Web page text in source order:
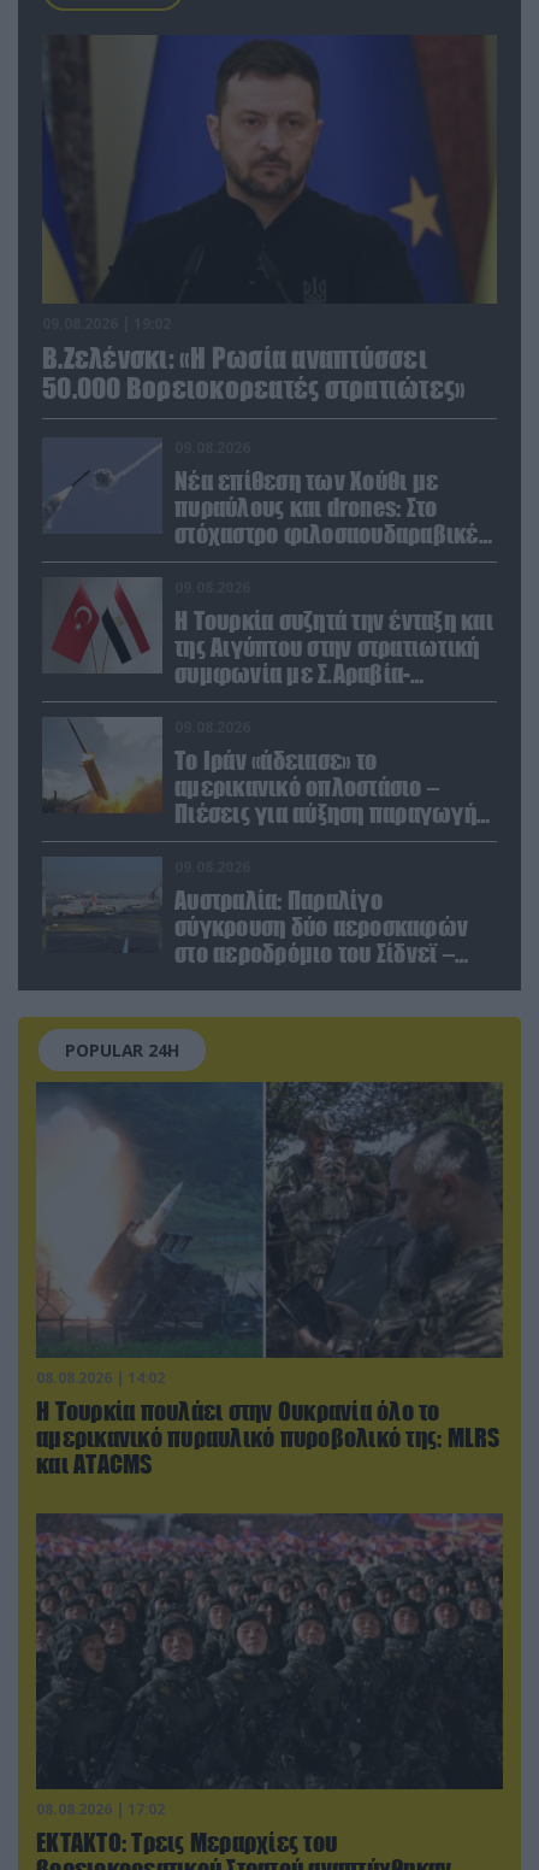
Β.Ζελένσκι: «Η Ρωσία αναπτύσσει
50.000 Βορειοκορεατές στρατιώτες»
Νέα επίθεση των Χούθι με
πυραύλους και drones: Στο
στόχαστρο φιλοσαουδαραβικές
δυνάμεις και εγκαταστάσεις
Η Τουρκία συζητά την ένταξη και
της Αιγύπτου στην στρατιωτική
συμφωνία με Σ.Αραβία-
Πακιστάν
Το Ιράν «άδειασε» το
αμερικανικό οπλοστάσιο –
Πιέσεις για αύξηση παραγωγής
Patriot και THAAD
Αυστραλία: Παραλίγο
σύγκρουση δύο αεροσκαφών
στο αεροδρόμιο του Σίδνεϊ –
POPULAR 24H
08.08.2026 | 14:02
Η Τουρκία πουλάει στην Ουκρανία όλο το
αμερικανικό πυραυλικό πυροβολικό της: MLRS
και ΑΤΑCMS
08.08.2026 | 17:02
ΕΚΤΑΚΤΟ: Τρεις Μεραρχίες του